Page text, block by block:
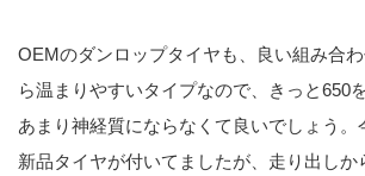
OEMのダンロップタイヤも、良い組み合
ら温まりやすいタイプなので、きっと650
あまり神経質にならなくて良いでしょう。
新品タイヤが付いてましたが、走り出しか